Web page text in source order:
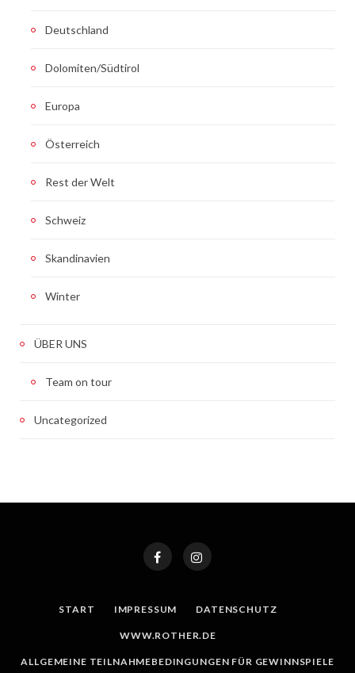
Deutschland
Dolomiten/Südtirol
Europa
Österreich
Rest der Welt
Schweiz
Skandinavien
Winter
ÜBER UNS
Team on tour
Uncategorized
START IMPRESSUM DATENSCHUTZ
WWW.ROTHER.DE
ALLGEMEINE TEILNAHMEBEDINGUNGEN FÜR GEWINNSPIELE